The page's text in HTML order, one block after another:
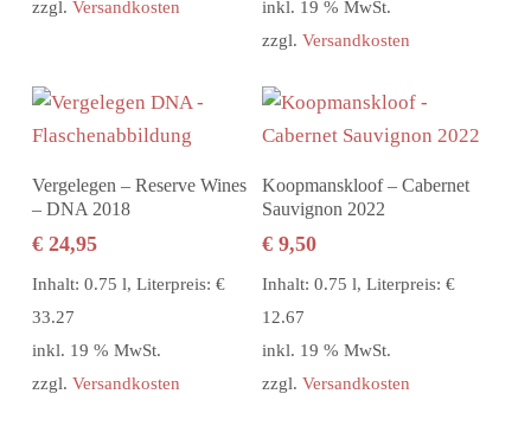
zzgl. Versandkosten
inkl. 19 % MwSt.
zzgl.Versandkosten
In den Warenkorb
Vergelegen – Reserve Wines
– DNA 2018
€24,95
Inhalt: 0.75 l, Literpreis: €
33.27
inkl. 19 % MwSt.
zzgl. Versandkosten
In den Warenkorb
Koopmanskloof – Cabernet
Sauvignon 2022
€ 9,50
Inhalt: 0.75 l, Literpreis: €
12.67
inkl. 19 % MwSt.
zzgl.Versandkosten